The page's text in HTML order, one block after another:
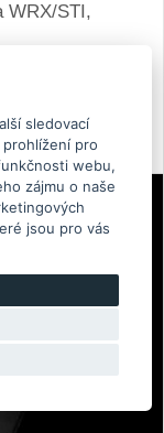
sledovací
pro
webu,
zájmu o naše
jsou pro vás
WRX/STI,